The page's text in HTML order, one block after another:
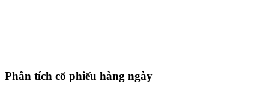
Phân tích cổ phiếu hàng ngày